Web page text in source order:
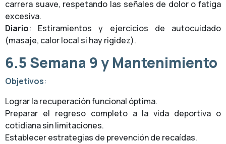
carrera suave, respetando las señales de dolor o fatiga
excesiva.
Diario: Estiramientos y ejercicios de autocuidado
(masaje, calor local si hay rigidez).
6.5 Semana 9 y Mantenimiento
Objetivos:
Lograr la recuperación funcional óptima.
Preparar el regreso completo a la vida deportiva o
cotidiana sin limitaciones.
Establecer estrategias de prevención de recaídas.